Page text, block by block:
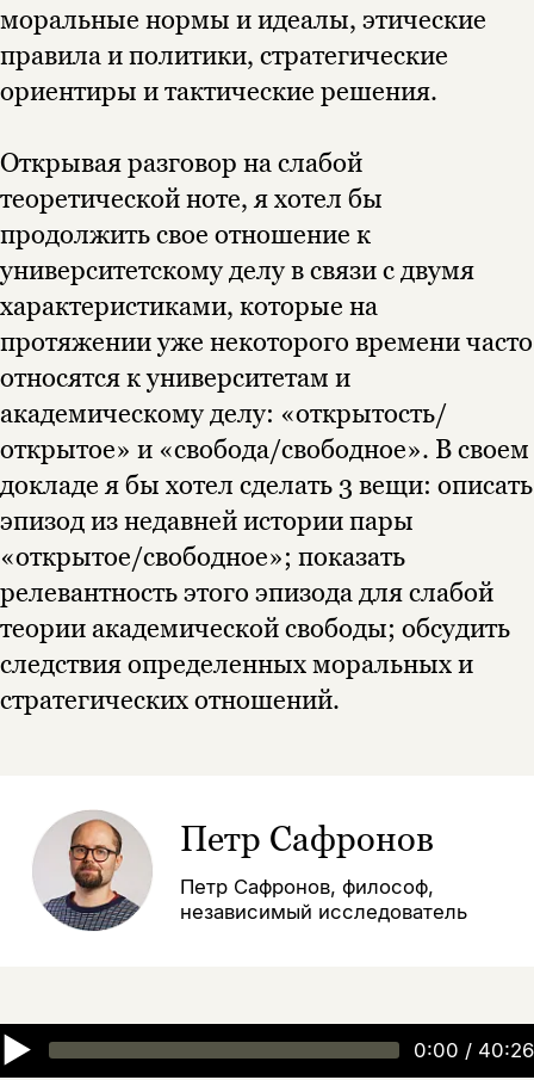
моральные нормы и идеалы, этические
правила и политики, стратегические
ориентиры и тактические решения.
Открывая разговор на слабой
теоретической ноте, я хотел бы
продолжить свое отношение к
университетскому делу в связи с двумя
характеристиками, которые на
протяжении уже некоторого времени часто
относятся к университетам и
академическому делу: «открытость/
открытое» и «свобода/свободное». В своем
докладе я бы хотел сделать 3 вещи: описать
эпизод из недавней истории пары
«открытое/свободное»; показать
релевантность этого эпизода для слабой
теории академической свободы; обсудить
следствия определенных моральных и
стратегических отношений.
Петр Сафронов
Петр Caфронов, философ,
независимый исследователь
▶ 0:00 / 40:26